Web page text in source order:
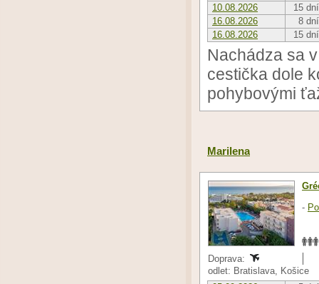
10.08.2026
15 dní
16.08.2026
8 dní
16.08.2026
15 dní
Nachádza sa
cestička dole
pohybovými
Marilena
-
Doprava:
odlet: Bratislava, Košice